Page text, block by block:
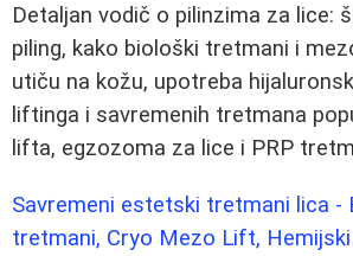
Detaljan vodič o pilinzima za lice:
piling, kako biološki tretmani i
utiču na kožu, upotreba
liftinga i savremenih tretmana
lifta, egzozoma za lice i PRP
Savremeni estetski tretmani lica -
tretmani, Cryo Mezo Lift,